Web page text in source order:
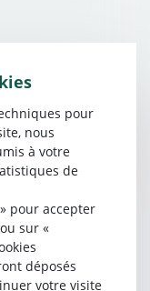
contrat social
Lire la suite
pour
nous
à votre
de
pour accepter
sur «
déposés
votre visite